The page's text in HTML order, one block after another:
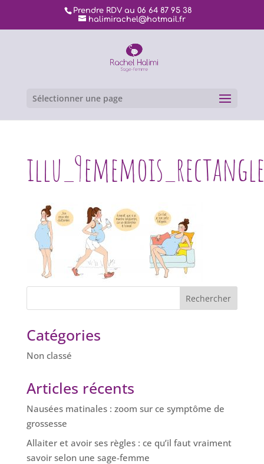
Prendre RDV au 06 64 87 95 38
halimirachel@hotmail.fr
Sélectionner une page
illu_9ememois_rectangle
Catégories
Non classé
Articles récents
Nausées matinales : zoom sur ce symptôme de
grossesse
Allaiter et avoir ses règles : ce qu’il faut vraiment
savoir selon une sage-femme